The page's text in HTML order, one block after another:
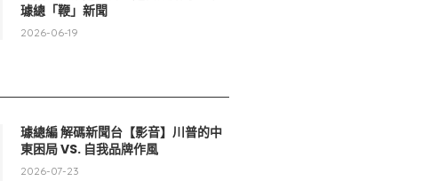
璩總「鞭」新聞
2026-06-19
璩總編 解碼新聞台【影音】川普的中
東困局 VS. 自我品牌作風
2026-07-23